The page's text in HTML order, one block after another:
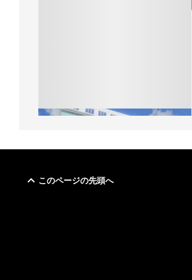
このページの先頭へ